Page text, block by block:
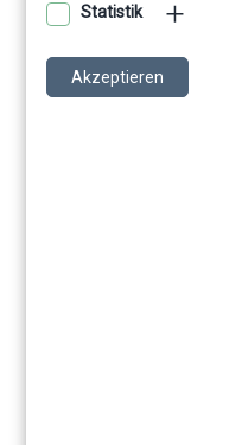
Statistik
Akzeptieren